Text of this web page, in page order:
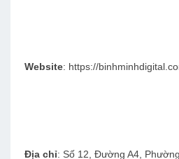
Website: https://
Địa chỉ: Số 12, Đường A4,